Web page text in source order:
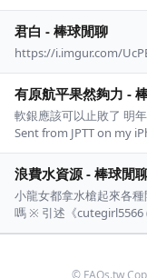
君白 - 棒球閒聊
有原航平果然夠力 -
軟銀應該可以止敗了 明年順便再把加藤貴之簽下 王朝又能重起咯 -----
浪費水資源 - 棒球閒
小龍女都拿水槍起來各種開射了 連服裝都是海灘風了 這
嗎 ※ 引述《cutegirl5566 (舞舞溜溜)》之銘言： :
https://i.imgur.com/
© FAQs.tw